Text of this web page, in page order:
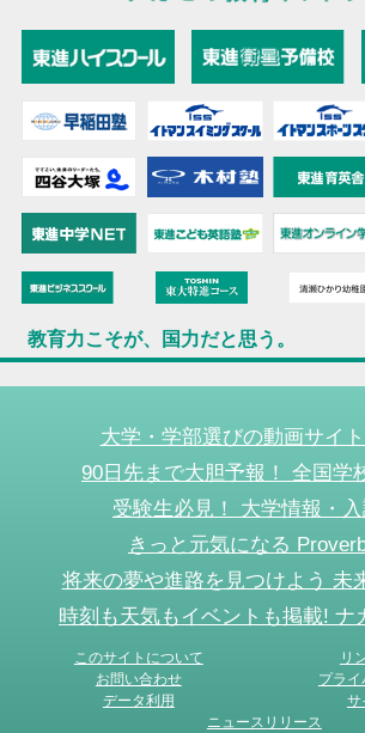
教育力こそが、国力だと思う。
大学・学部選びの動画サイ
90日先まで大胆予報！ 全国学
受験生必見！ 大学情報・
きっと元気になる
将来の夢や進路を見つけよう 未
時刻も天気もイベントも掲載! ナ
このサイトについて
リ
お問い合わせ
プラ
データ利用
サ
ニュースリリース